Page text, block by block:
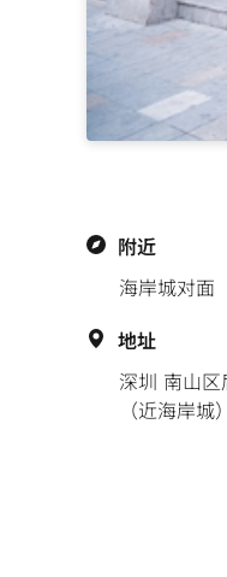
附近
海岸城对面
地址
深圳 南山区
（近海岸城）